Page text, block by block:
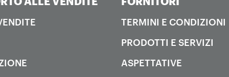
TERMINI E CONDIZIONI
PRODOTTI E SERVIZI
ASPETTATIVE